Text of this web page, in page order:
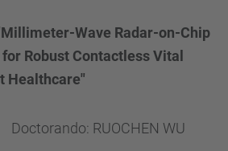
Wave Radar-on-Chip
Robust Contactless Vital
Healthcare"
Doctorando: RUOCHEN WU